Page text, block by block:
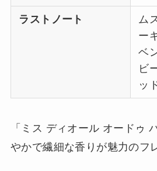
ラストノート
ム
ー
ベ
ビ
ッ
「ミス ディオール オードゥ
やかで繊細な香りが魅力のフ